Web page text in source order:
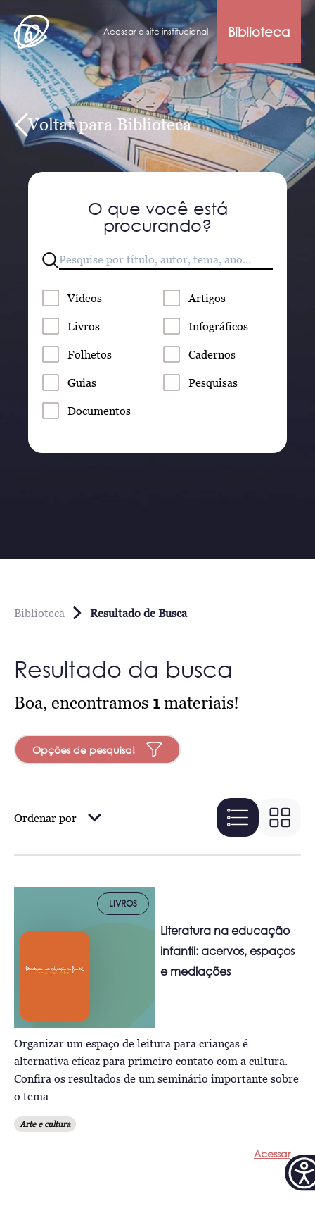
Acessar o site institucional Biblioteca
Voltar para Biblioteca
O que você está
procurando?
Vídeos Artigos
Livros Infográficos
Folhetos Cadernos
Guias Pesquisas
Documentos
Biblioteca Resultado de Busca
Resultado da busca
Boa, encontramos 1materiais!
Opções de pesquisa!
Ordenar por
LIVROS
Literatura na educação
infantil: acervos, espaços
e mediações
Organizar um espaço de leitura para crianças é
alternativa eficaz para primeiro contato com a cultura.
Confira os resultados de um seminário importante sobre
o tema
Arte e cultura
Acessar